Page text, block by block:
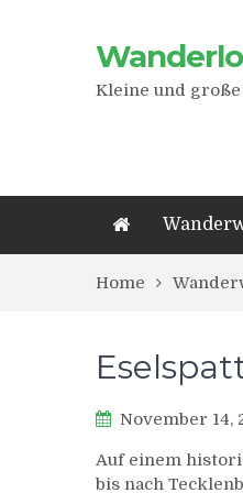
Kleine und
Home
November 14,
Auf einem
bis nach